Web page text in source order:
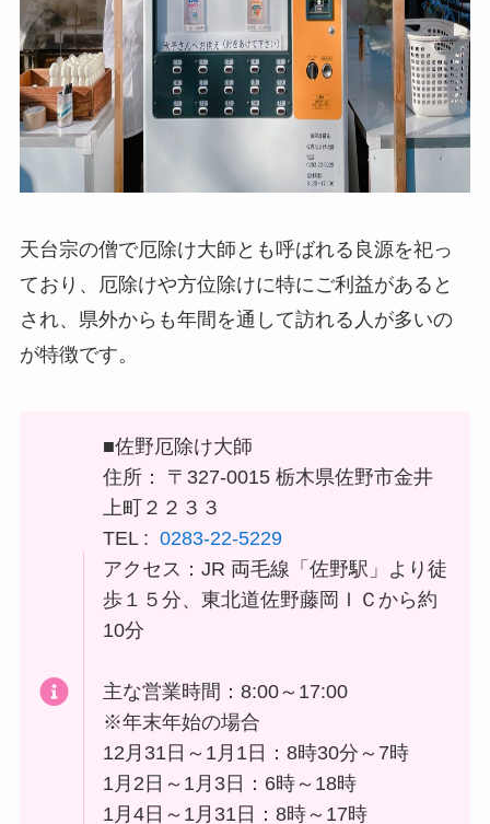
天台宗の僧で厄除け大師とも呼ばれる良源を祀っ
ており、厄除けや方位除けに特にご利益があると
され、県外からも年間を通して訪れる人が多いの
が特徴です。
■佐野厄除け大師
住所： 〒327-0015 栃木県佐野市金井
上町２２３３
TEL : 0283-22-5229
アクセス：JR 両毛線「佐野駅」より徒
歩１５分、東北道佐野藤岡ＩＣから約
10分
主な営業時間：8:00～17:00
※年末年始の場合
12月31日～1月1日：8時30分～7時
1月2日～1月3日：6時～18時
1月4日～1月31日：8時～17時